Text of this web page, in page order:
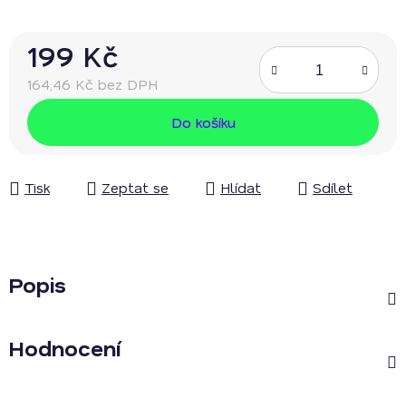
199 Kč
164,46 Kč bez DPH
Měrná cena:
Do košíku
Tisk Zeptat se Hlídat Sdílet
Popis
Hodnocení